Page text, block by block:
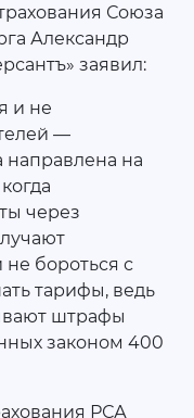
Союза
Александр
заявил:
и не
—
направлена на
через
бороться с
тарифы, ведь
штрафы
законом 400
РСА